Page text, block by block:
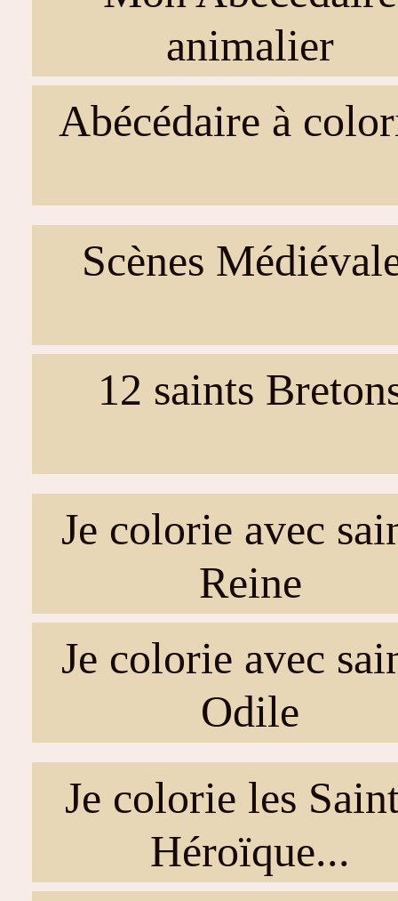
animalier
Abécédaire à
Scènes
12 saints
Je colorie avec
Reine
Je colorie avec
Odile
Je colorie les
Héroïque...